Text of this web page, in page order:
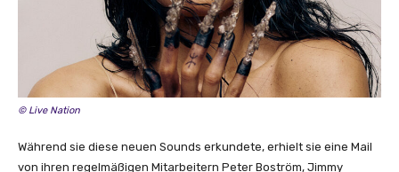
g
n
© Live Nation
Während sie diese neuen Sounds erkundete, erhielt sie eine Mail
von ihren regelmäßigen Mitarbeitern Peter Boström, Jimmy